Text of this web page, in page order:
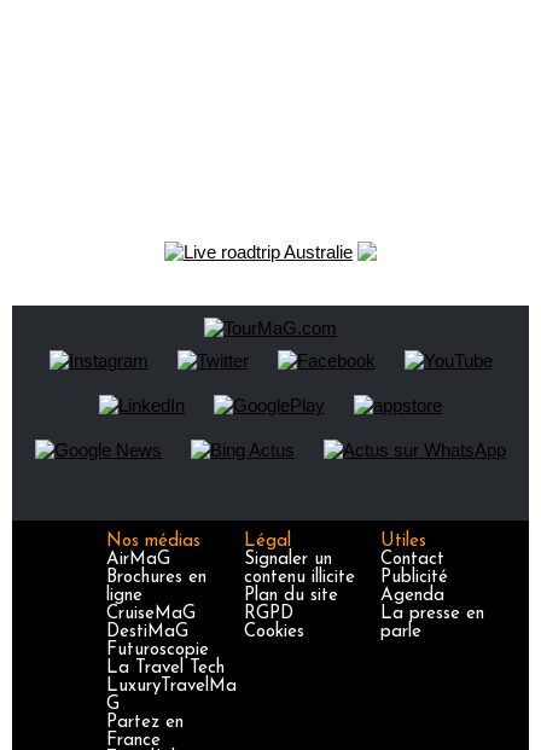
Nos médias
AirMaG
Brochures en
ligne
CruiseMaG
DestiMaG
Futuroscopie
La Travel Tech
LuxuryTravelMa
G
Partez en
France
Légal
Signaler un
contenu illicite
Plan du site
RGPD
Cookies
Utiles
Contact
Publicité
Agenda
La presse en
parle